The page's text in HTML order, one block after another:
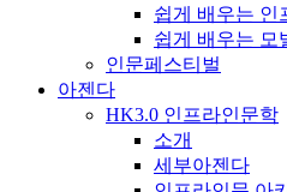
쉽게 배우는 인
쉽게 배우는 모
인문페스티벌
아젠다
HK3.0 인프라인문학
소개
세부아젠다